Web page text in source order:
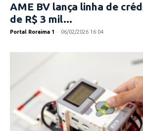
AME BV lança linha de
de R$ 3 mil...
Portal Roraima 1 - 06/02/2026 16:04